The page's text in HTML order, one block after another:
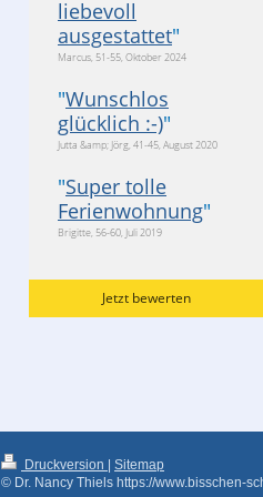
liebevoll
ausgestattet"
Marcus, 51-55, Oktober 2024
"Wunschlos
glücklich :-)"
Jutta &amp; Jörg, 41-45, August 2020
"Super tolle
Ferienwohnung"
Brigitte, 56-60, Juli 2019
Jetzt bewerten
Druckversion | Sitemap
© Dr. Nancy Thiels https://www.bisschen-